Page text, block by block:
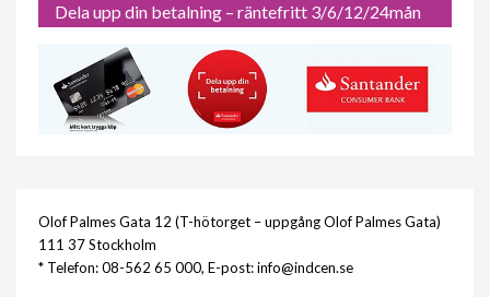
Dela upp din betalning – räntefritt 3/6/12/24mån
Olof Palmes Gata 12 (T-hötorget – uppgång Olof Palmes Gata)
111 37 Stockholm
* Telefon: 08-562 65 000, E-post: info@indcen.se